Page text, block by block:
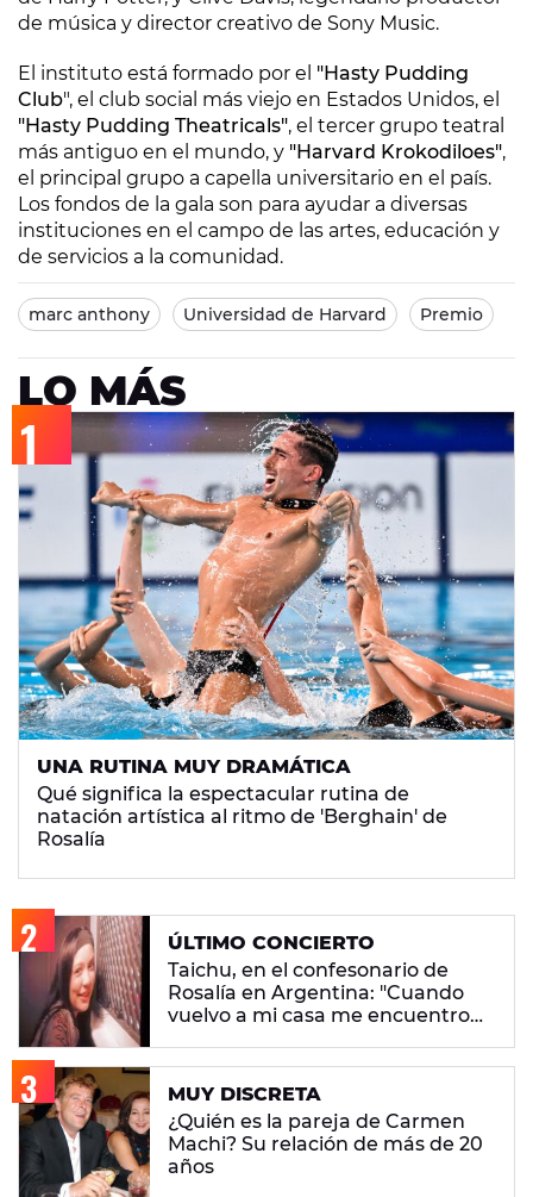
de música y director creativo de Sony Music.
El instituto está formado por el "Hasty Pudding
Club", el club social más viejo en Estados Unidos, el
"Hasty Pudding Theatricals", el tercer grupo teatral
más antiguo en el mundo, y "Harvard Krokodiloes",
el principal grupo a capella universitario en el país.
Los fondos de la gala son para ayudar a diversas
instituciones en el campo de las artes, educación y
de servicios a la comunidad.
marc anthony Universidad de Harvard Premio
LO MÁS
UNA RUTINA MUY DRAMÁTICA
Qué significa la espectacular rutina de
natación artística al ritmo de 'Berghain' de
Rosalía
ÚLTIMO CONCIERTO
Taichu, en el confesonario de
Rosalía en Argentina: "Cuando
vuelvo a mi casa me encuentro
MUY DISCRETA
¿Quién es la pareja de Carmen
Machi? Su relación de más de 20
años